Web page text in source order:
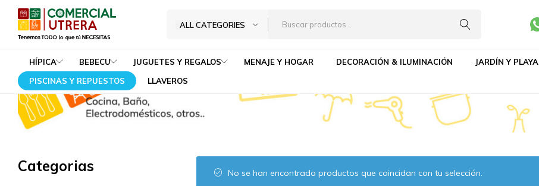
Comercial
Utrera
Tenemos
TODO
lo
que
tú
NECESITAS
ALL CATEGORIES
HÍPICA BEBECU JUGUETES Y REGALOS MENAJE Y HOGAR DECORACIÓN & ILUMINACIÓN JARDÍN Y PLAYA
PISCINAS Y REPUESTOS
LLAVEROS
Home Menaje y Hogar Cocina Verduleros
No se han encontrado productos que coincidan con tu selección.
Categorias